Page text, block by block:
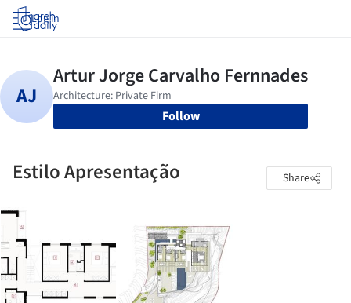
Log in
Follow
Estilo Apresentação Share